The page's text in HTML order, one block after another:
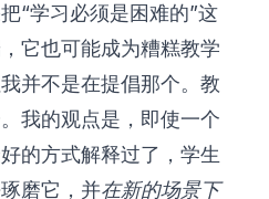
“学习必须是困难的”这
它也可能成为糟糕教学
并不是在提倡那个。教
我的观点是，即使一个
的方式解释过了，学生
磨它，并在新的场景下